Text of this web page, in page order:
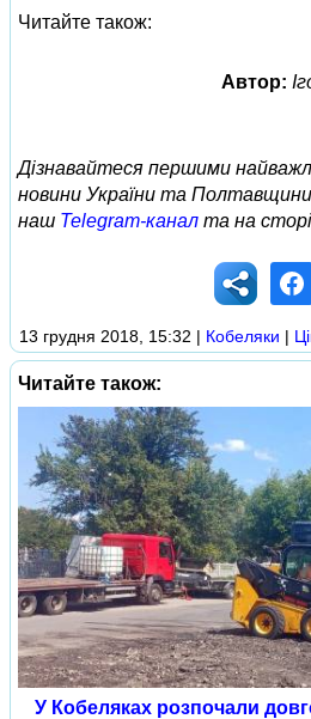
Читайте також:
Автор:
Дізнавайтеся першими
новини України та
наш Telegram-канал та на
13 грудня 2018, 15:32 | Кобеляки |
Читайте також:
У Кобеляках розпочали